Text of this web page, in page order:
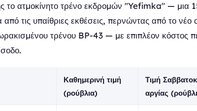
το ατμοκίνητο τρένο εκδρομών "Yefimka" — μια
τις υπαίθριες εκθέσεις, περνώντας από το νέο
τρένου BP-43 — με επιπλέον κόστος
Καθημερινή τιμή
(ρούβλια)
Τιμή
αργίας